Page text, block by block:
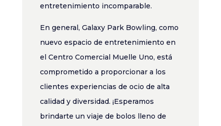
entretenimiento incomparable.
En general, Galaxy Park Bowling, como
nuevo espacio de entretenimiento en
el Centro Comercial Muelle Uno, está
comprometido a proporcionar a los
clientes experiencias de ocio de alta
calidad y diversidad. ¡Esperamos
brindarte un viaje de bolos lleno de